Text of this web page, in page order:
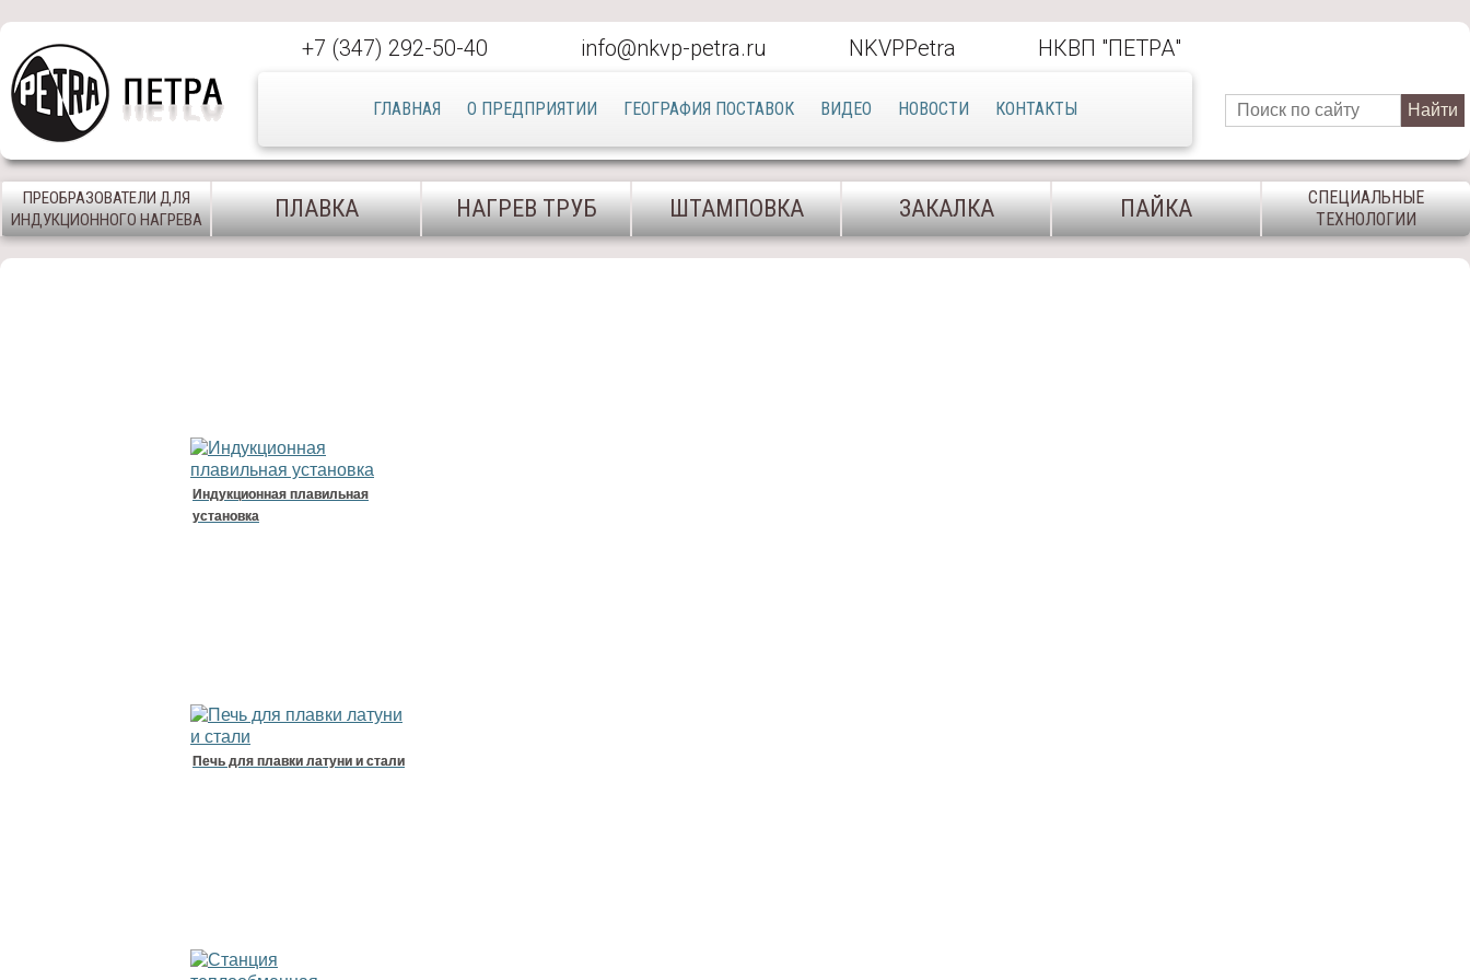
+7 (347) 292-50-40 info@nkvp-petra.ru NKVPPetra НКВП ″ПЕТРА″
ГЛАВНАЯ О ПРЕДПРИЯТИИ ГЕОГРАФИЯ ПОСТАВОК ВИДЕО НОВОСТИ КОНТАКТЫ
ПРЕОБРАЗОВАТЕЛИ ДЛЯ
ИНДУКЦИОННОГО НАГРЕВА
ПЛАВКА НАГРЕВ ТРУБ ШТАМПОВКА ЗАКАЛКА ПАЙКА
СПЕЦИАЛЬНЫЕ
ТЕХНОЛОГИИ
Индукционная плавильная
установка
Печь для плавки латуни и стали